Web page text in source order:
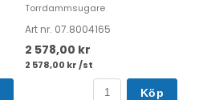
Torrdammsugare
Art nr. 07.8004165
2 578,00 kr
2 578,00 kr /st
Köp